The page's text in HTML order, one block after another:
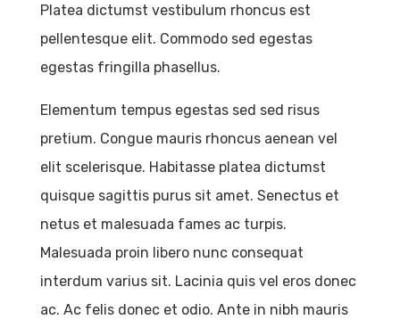
Platea dictumst vestibulum rhoncus est
pellentesque elit. Commodo sed egestas
egestas fringilla phasellus.
Elementum tempus egestas sed sed risus
pretium. Congue mauris rhoncus aenean vel
elit scelerisque. Habitasse platea dictumst
quisque sagittis purus sit amet. Senectus et
netus et malesuada fames ac turpis.
Malesuada proin libero nunc consequat
interdum varius sit. Lacinia quis vel eros donec
ac. Ac felis donec et odio. Ante in nibh mauris